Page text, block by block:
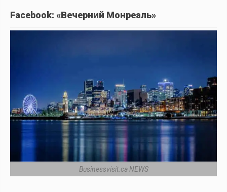
Facebook: «Вечерний Монреаль»
Businessvisit.ca NEWS